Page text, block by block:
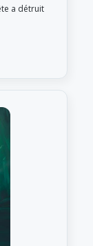
a détruit